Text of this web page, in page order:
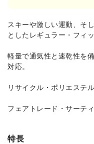
スキーや激しい運動、そ
としたレギュラー・フィ
軽量で通気性と速乾性を
対応。
リサイクル・ポリエステ
フェアトレード・サーテ
特長